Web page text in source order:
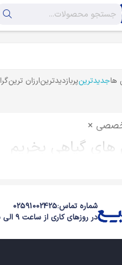
هاجدیدترینپربازدیدترینارزان ترین
×
های گیاهی بخریم
های گیاهی به جای کرم های شیمیایی
اما به طور کلی همه انواع
دارند و هر کس با پوست حساس و
از این کرم ها استفاده کند، جالب است
شماره تماس:02591002425
در روزهای کاری از ساعت 9 الی 15